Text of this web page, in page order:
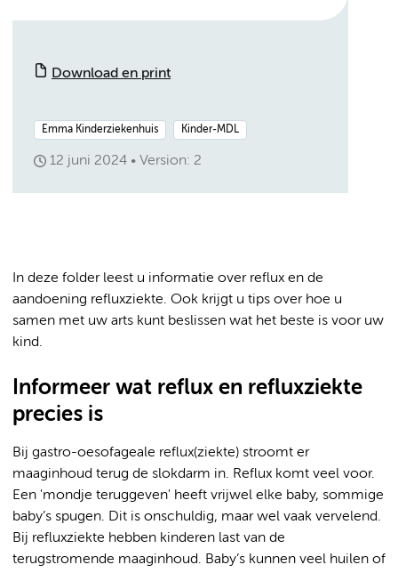
Download en print
Emma Kinderziekenhuis Kinder-MDL
12 juni 2024 Version: 2
In deze folder leest u informatie over reflux en de
aandoening refluxziekte. Ook krijgt u tips over hoe u
samen met uw arts kunt beslissen wat het beste is voor uw
kind.
Informeer wat reflux en refluxziekte
precies is
Bij gastro-oesofageale reflux(ziekte) stroomt er
maaginhoud terug de slokdarm in. Reflux komt veel voor.
Een 'mondje teruggeven' heeft vrijwel elke baby, sommige
baby’s spugen. Dit is onschuldig, maar wel vaak vervelend.
Bij refluxziekte hebben kinderen last van de
terugstromende maaginhoud. Baby’s kunnen veel huilen of